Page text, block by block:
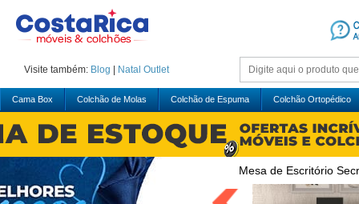
Visite também: Blog Natal Outlet
Cama Box Colchão de Molas Colchão de Espuma Colchão Ortopédico
Mesa de Escritório